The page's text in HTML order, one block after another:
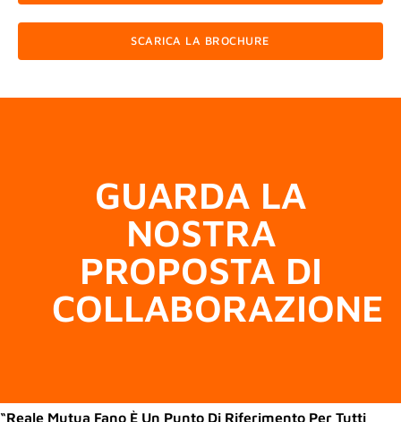
SCARICA LA BROCHURE
GUARDA LA
NOSTRA
PROPOSTA DI
COLLABORAZIONE
“Reale Mutua Fano È Un Punto Di Riferimento Per Tutti